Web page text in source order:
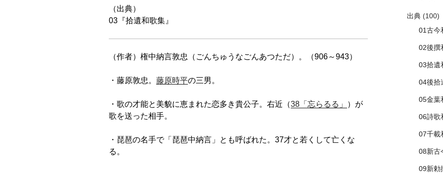
（出典）
03『拾遺和歌集』
（作者）権中納言敦忠（ごんちゅうなごんあつただ）。（906～943）
・藤原敦忠。 藤原時平の三男。
・歌の才能と美貌に恵まれた恋多き貴公子。右近（38「忘らるる」
）が
歌を送った相手。
・琵琶の名手で「琵琶中納言」とも呼ばれた。37才と若くして亡くな
る。
出典(100)
01古今
02後撰
03拾遺
04後拾
05金葉
06詩歌
07千載
08新古
09新勅